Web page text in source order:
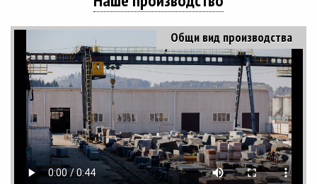
Общи вид производства